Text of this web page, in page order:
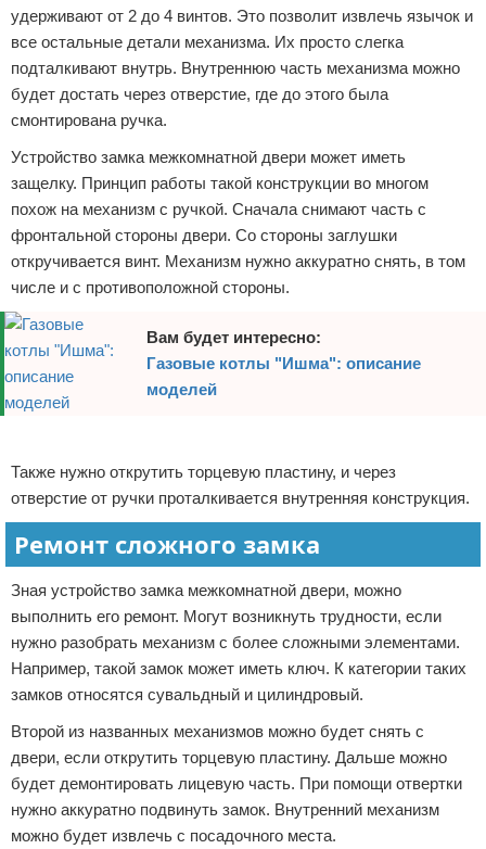
удерживают от 2 до 4 винтов. Это позволит извлечь язычок и
все остальные детали механизма. Их просто слегка
подталкивают внутрь. Внутреннюю часть механизма можно
будет достать через отверстие, где до этого была
смонтирована ручка.
Устройство замка межкомнатной двери может иметь
защелку. Принцип работы такой конструкции во многом
похож на механизм с ручкой. Сначала снимают часть с
фронтальной стороны двери. Со стороны заглушки
откручивается винт. Механизм нужно аккуратно снять, в том
числе и с противоположной стороны.
Вам будет интересно:
Газовые котлы "Ишма": описание
моделей
Также нужно открутить торцевую пластину, и через
отверстие от ручки проталкивается внутренняя конструкция.
Ремонт сложного замка
Зная устройство замка межкомнатной двери, можно
выполнить его ремонт. Могут возникнуть трудности, если
нужно разобрать механизм с более сложными элементами.
Например, такой замок может иметь ключ. К категории таких
замков относятся сувальдный и цилиндровый.
Второй из названных механизмов можно будет снять с
двери, если открутить торцевую пластину. Дальше можно
будет демонтировать лицевую часть. При помощи отвертки
нужно аккуратно подвинуть замок. Внутренний механизм
можно будет извлечь с посадочного места.